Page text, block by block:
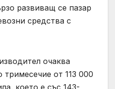
развиващ се пазар
средства с
очаква
тримесечие от 113 000
което е със 143-